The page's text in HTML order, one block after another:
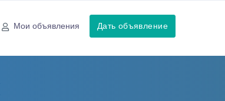
Мои объявления Дать объявление